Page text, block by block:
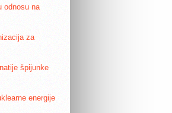
odnosu na
za
špijunke
energije